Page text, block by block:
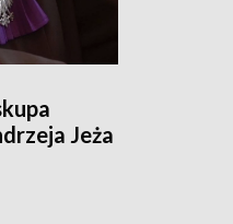
Jeża